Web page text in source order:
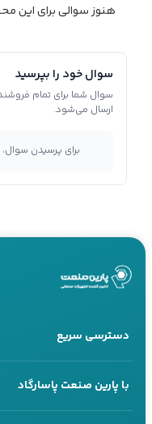
هنوز سوالی برای این
سوال خود را بپرسید
ارسال می‌شود.
برای پرسیدن سوال،
دسترسی سریع
محصولات اقساطی
با پارین صنعت پاسارگاد